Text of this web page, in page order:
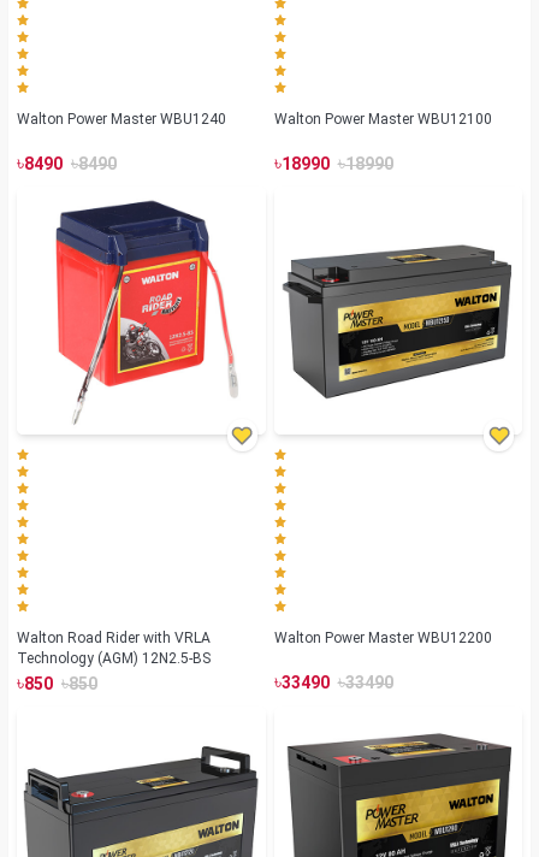
Walton Power Master WBU1240
৳8490 ৳8490
Walton Power Master WBU12100
৳18990 ৳18990
Walton Road Rider with VRLA
Technology (AGM) 12N2.5-BS
৳850 ৳850
Walton Power Master WBU12200
৳33490 ৳33490